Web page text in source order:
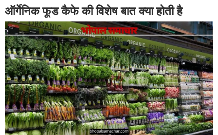
ऑर्गेनिक फूड कैफे की विशेष बात क्या होती है